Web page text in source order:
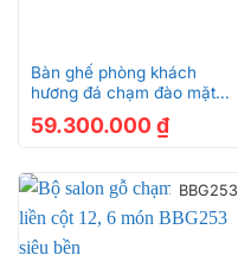
Bàn ghế phòng khách
hương đá chạm đào mặt
59.300.000 ₫
BBG253